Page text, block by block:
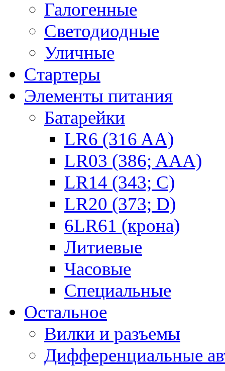
Галогенные
Светодиодные
Уличные
Стартеры
Элементы питания
Батарейки
LR6 (316 AA)
LR03 (386; AAA)
LR14 (343; C)
LR20 (373; D)
6LR61 (крона)
Литиевые
Часовые
Специальные
Остальное
Вилки и разъемы
Дифференциальные